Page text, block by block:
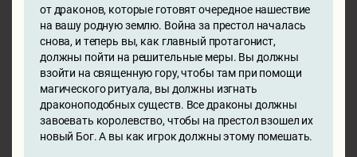
от драконов, которые готовят очередное нашествие
на вашу родную землю. Война за престол началась
снова, и теперь вы, как главный протагонист,
должны пойти на решительные меры. Вы должны
взойти на священную гору, чтобы там при помощи
магического ритуала, вы должны изгнать
драконоподобных существ. Все драконы должны
завоевать королевство, чтобы на престол взошел их
новый Бог. А вы как игрок должны этому помешать.